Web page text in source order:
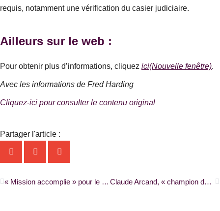
requis, notamment une vérification du casier judiciaire.
Ailleurs sur le web :
Pour obtenir plus d’informations, cliquez ici (Nouvelle fenêtre)
Avec les informations de Fred Harding
Cliquez-ici pour consulter le contenu original
Partager l'article :
Précédent « Mission accomplie » pour le Festival fransaskois 2023 |RADIO-CANADA| Claude Arcand, « champion de la culture francophone de la région de York » |RADIO-CANADA|